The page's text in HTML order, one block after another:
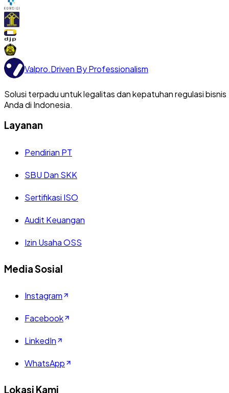
Valpro.Driven By Professionalism
Solusi terpadu untuk legalitas dan kepatuhan regulasi bisnis
Anda di Indonesia.
Layanan
Pendirian PT
SBU Dan SKK
Sertifikasi ISO
Audit Keuangan
Izin Usaha OSS
Media Sosial
Instagram
Facebook
LinkedIn
WhatsApp
Lokasi Kami